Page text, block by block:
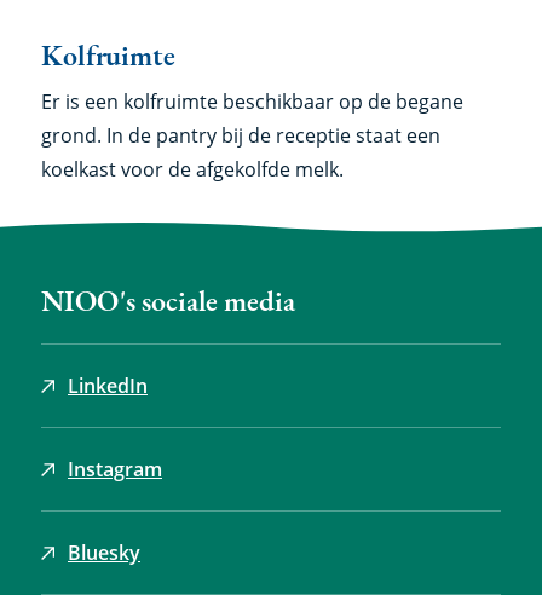
Kolfruimte
Er is een kolfruimte beschikbaar op de begane
grond. In de pantry bij de receptie staat een
koelkast voor de afgekolfde melk.
NIOO's sociale media
LinkedIn
Instagram
Bluesky